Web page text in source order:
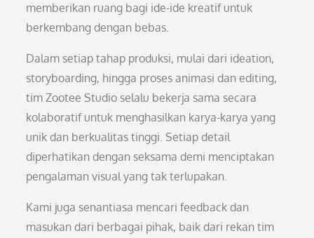
memberikan ruang bagi ide-ide kreatif untuk
berkembang dengan bebas.
Dalam setiap tahap produksi, mulai dari ideation,
storyboarding, hingga proses animasi dan editing,
tim Zootee Studio selalu bekerja sama secara
kolaboratif untuk menghasilkan karya-karya yang
unik dan berkualitas tinggi. Setiap detail
diperhatikan dengan seksama demi menciptakan
pengalaman visual yang tak terlupakan.
Kami juga senantiasa mencari feedback dan
masukan dari berbagai pihak, baik dari rekan tim